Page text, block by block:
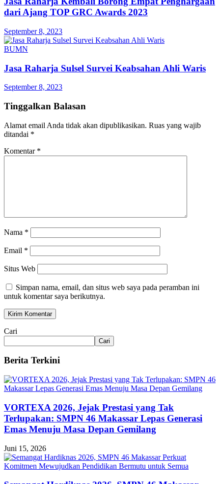
dari Ajang TOP GRC Awards 2023
September 8, 2023
BUMN
Jasa Raharja Sulsel Survei Keabsahan Ahli Waris
September 8, 2023
Tinggalkan Balasan
Alamat email Anda tidak akan dipublikasikan. Ruas yang wajib
ditandai *
Komentar *
Nama *
Email *
Situs Web
Simpan nama, email, dan situs web saya pada peramban ini
untuk komentar saya berikutnya.
Cari
Cari
Berita Terkini
VORTEXA 2026, Jejak Prestasi yang Tak
Terlupakan: SMPN 46 Makassar Lepas Generasi
Emas Menuju Masa Depan Gemilang
Juni 15, 2026